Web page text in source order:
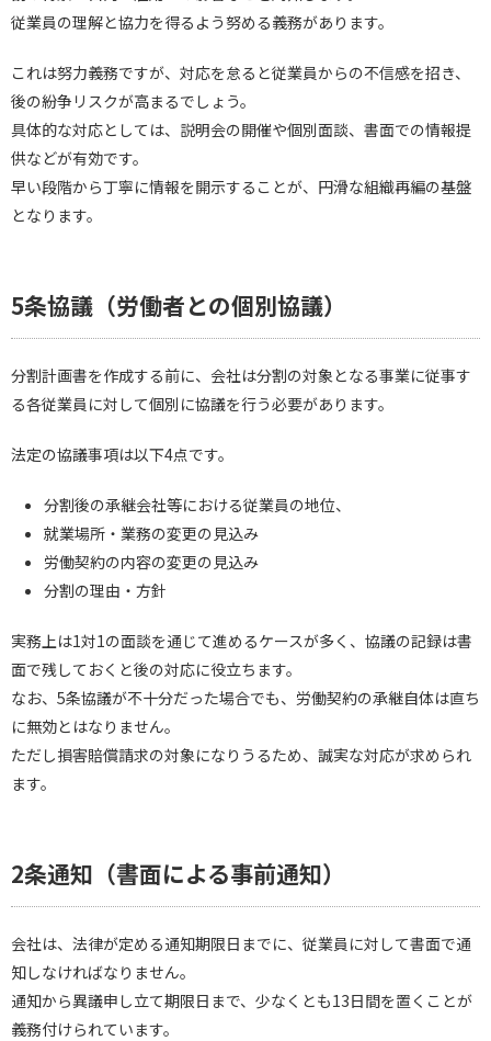
従業員の理解と協力を得るよう努める義務があります。
これは努力義務ですが、対応を怠ると従業員からの不信感を招き、
後の紛争リスクが高まるでしょう。
具体的な対応としては、説明会の開催や個別面談、書面での情報提
供などが有効です。
早い段階から丁寧に情報を開示することが、円滑な組織再編の基盤
となります。
5条協議（労働者との個別協議）
分割計画書を作成する前に、会社は分割の対象となる事業に従事す
る各従業員に対して個別に協議を行う必要があります。
法定の協議事項は以下4点です。
分割後の承継会社等における従業員の地位、
就業場所・業務の変更の見込み
労働契約の内容の変更の見込み
分割の理由・方針
実務上は1対1の面談を通じて進めるケースが多く、協議の記録は書
面で残しておくと後の対応に役立ちます。
なお、5条協議が不十分だった場合でも、労働契約の承継自体は直ち
に無効とはなりません。
ただし損害賠償請求の対象になりうるため、誠実な対応が求められ
ます。
2条通知（書面による事前通知）
会社は、法律が定める通知期限日までに、従業員に対して書面で通
知しなければなりません。
通知から異議申し立て期限日まで、少なくとも13日間を置くことが
義務付けられています。